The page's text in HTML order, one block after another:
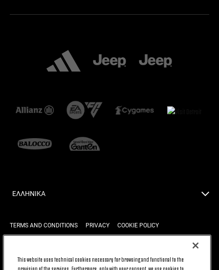
ΕΛΛΗΝΙΚΆ
TERMS AND CONDITIONS PRIVACY COOKIE POLICY
BACK TO TOP
This website uses technical cookies necessary for browsing and functional to the
provision of the services. Furthermore, only with your consent, we use cookies to